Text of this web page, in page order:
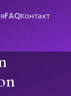
FAQКонтакт